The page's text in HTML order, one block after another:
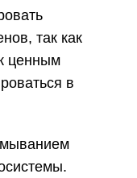
так как
ценным
в